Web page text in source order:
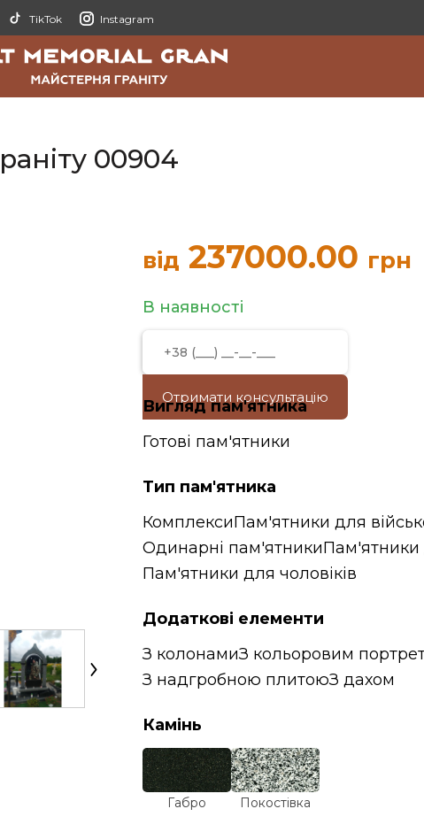
TikTok Instagram
00904
від 237000.00 грн
В наявності
Отримати консультацію
Вигляд пам'ятника
Готові пам'ятники
Тип пам'ятника
КомплексиПам'ятники для
Одинарні пам'ятникиПам'ятники
Пам'ятники для чоловіків
Додаткові елементи
З колонамиЗ кольоровим
З надгробною плитоюЗ дахом
Камінь
Габро Покостівка